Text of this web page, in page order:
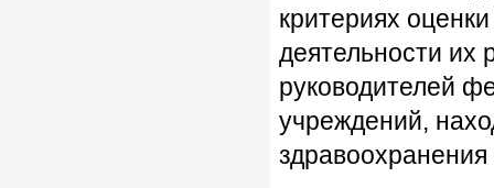
критериях
деятельности их
руководителей
учреждений,